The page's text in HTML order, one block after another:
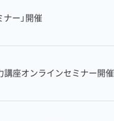
ー」開催
講座オンラインセミナー開催